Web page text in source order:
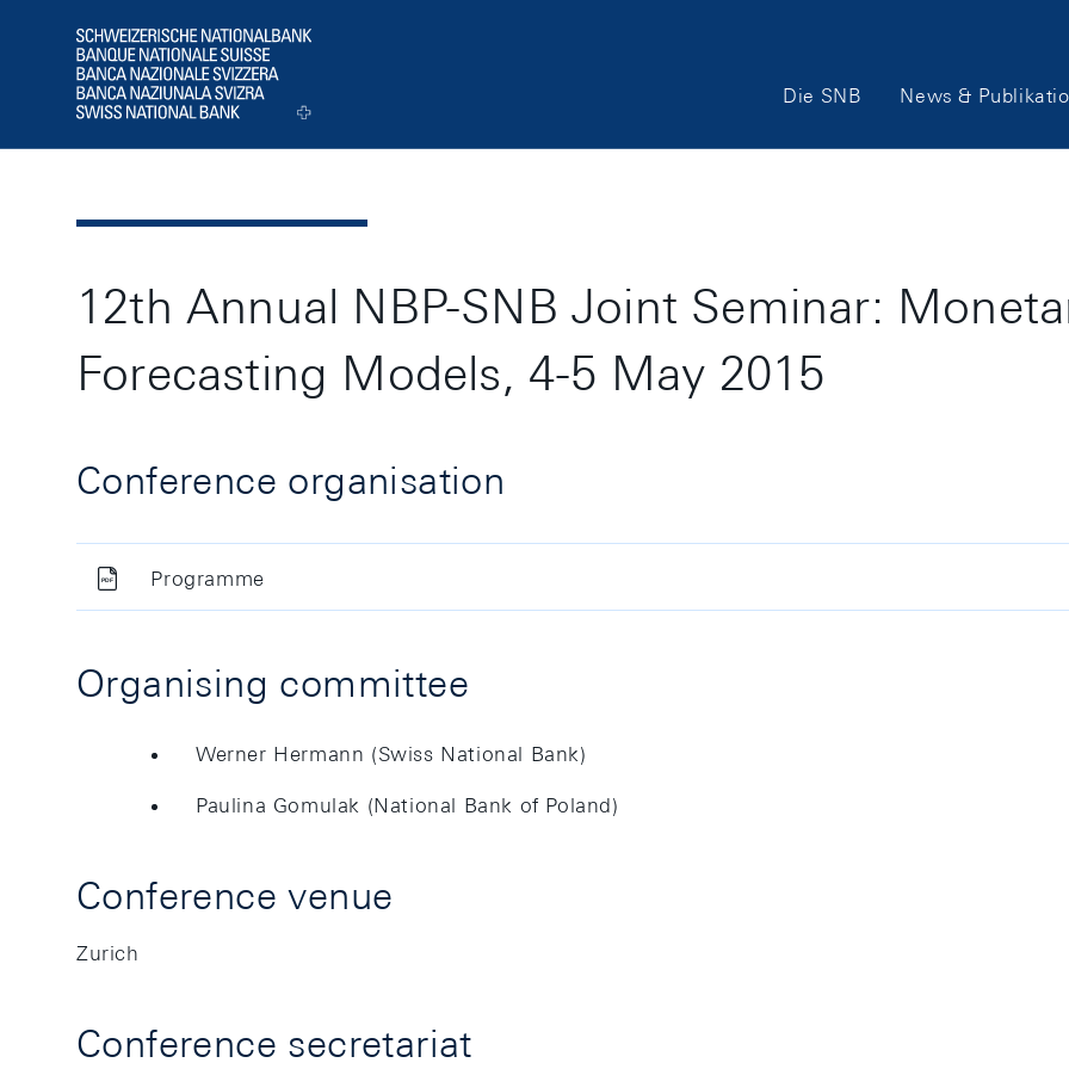
Logo
Hauptnavigation
Die SNB News &
12th Annual NBP-SNB Joint Seminar:
Forecasting Models, 4-5 May 2015
Conference organisation
Programme
Organising committee
Werner Hermann (Swiss National Bank)
Paulina Gomulak (National Bank of Poland)
Conference venue
Zurich
Conference secretariat